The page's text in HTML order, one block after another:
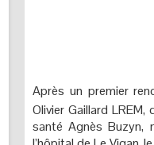
Après un premier
Olivier Gaillard
santé Agnès Buzyn,